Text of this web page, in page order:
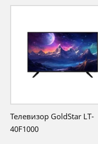
Телевизор GoldStar LT-
40F1000